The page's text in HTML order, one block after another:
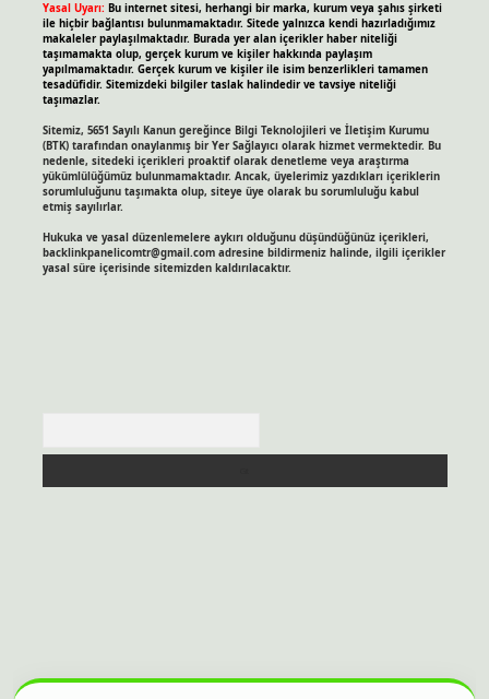
Yasal Uyarı: Bu internet sitesi, herhangi bir marka, kurum veya şahıs şirketi
ile hiçbir bağlantısı bulunmamaktadır. Sitede yalnızca kendi hazırladığımız
makaleler paylaşılmaktadır. Burada yer alan içerikler haber niteliği
taşımamakta olup, gerçek kurum ve kişiler hakkında paylaşım
yapılmamaktadır. Gerçek kurum ve kişiler ile isim benzerlikleri tamamen
tesadüfidir. Sitemizdeki bilgiler taslak halindedir ve tavsiye niteliği
taşımazlar.
Sitemiz, 5651 Sayılı Kanun gereğince Bilgi Teknolojileri ve İletişim Kurumu
(BTK) tarafından onaylanmış bir Yer Sağlayıcı olarak hizmet vermektedir. Bu
nedenle, sitedeki içerikleri proaktif olarak denetleme veya araştırma
yükümlülüğümüz bulunmamaktadır. Ancak, üyelerimiz yazdıkları içeriklerin
sorumluluğunu taşımakta olup, siteye üye olarak bu sorumluluğu kabul
etmiş sayılırlar.
Hukuka ve yasal düzenlemelere aykırı olduğunu düşündüğünüz içerikleri,
backlinkpanelicomtr@gmail.comadresine bildirmeniz halinde, ilgili içerikler
yasal süre içerisinde sitemizden kaldırılacaktır.